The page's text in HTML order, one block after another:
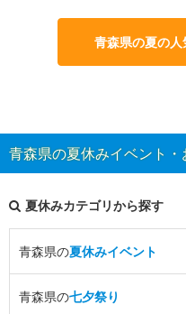
青森県の夏の
青森県の夏休みイベント
夏休みカテゴリから探す
青森県の夏休みイベント
青森県の七夕祭り